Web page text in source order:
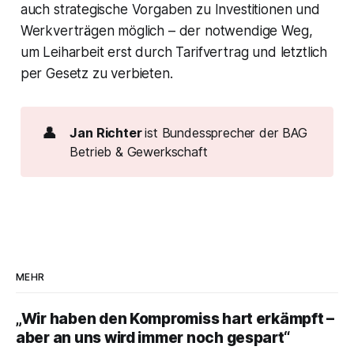
auch strategische Vorgaben zu Investitionen und
Werkverträgen möglich – der notwendige Weg,
um Leiharbeit erst durch Tarifvertrag und letztlich
per Gesetz zu verbieten.
👤 Jan Richter ist Bundessprecher der BAG
Betrieb & Gewerkschaft
MEHR
„Wir haben den Kompromiss hart erkämpft –
aber an uns wird immer noch gespart“